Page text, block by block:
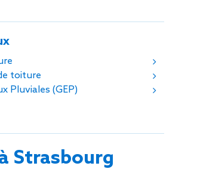
toiture
Pluviales (GEP)
Strasbourg